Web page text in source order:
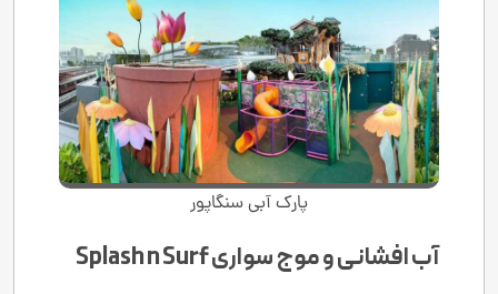
پارک آبی سنگاپور
آب افشانی و موج سواری Splash n Surf